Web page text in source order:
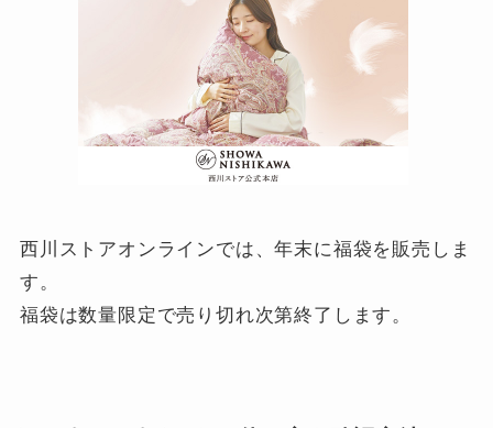
西川ストアオンラインでは、年末に福袋を販売しま
す。
福袋は数量限定で売り切れ次第終了します。